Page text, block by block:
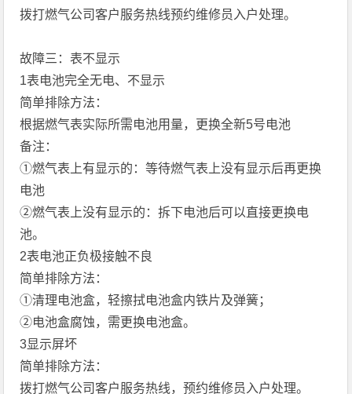
拨打燃气公司客户服务热线预约维修员入户处理。
故障三：表不显示
1表电池完全无电、不显示
简单排除方法：
根据燃气表实际所需电池用量，更换全新5号电池
备注：
①燃气表上有显示的：等待燃气表上没有显示后再更换
电池
②燃气表上没有显示的：拆下电池后可以直接更换电
池。
2表电池正负极接触不良
简单排除方法：
①清理电池盒，轻擦拭电池盒内铁片及弹簧；
②电池盒腐蚀，需更换电池盒。
3显示屏坏
简单排除方法：
拨打燃气公司客户服务热线，预约维修员入户处理。